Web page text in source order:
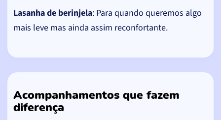
Lasanha de berinjela: Para quando queremos algo
mais leve mas ainda assim reconfortante.
Acompanhamentos que fazem
diferença